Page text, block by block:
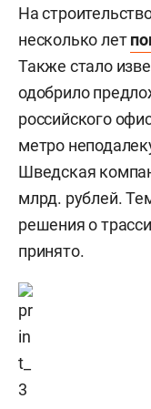
На
несколько лет
Также стало
одобрило
российского
метро
Шведская
млрд. рублей.
решения о
принято.